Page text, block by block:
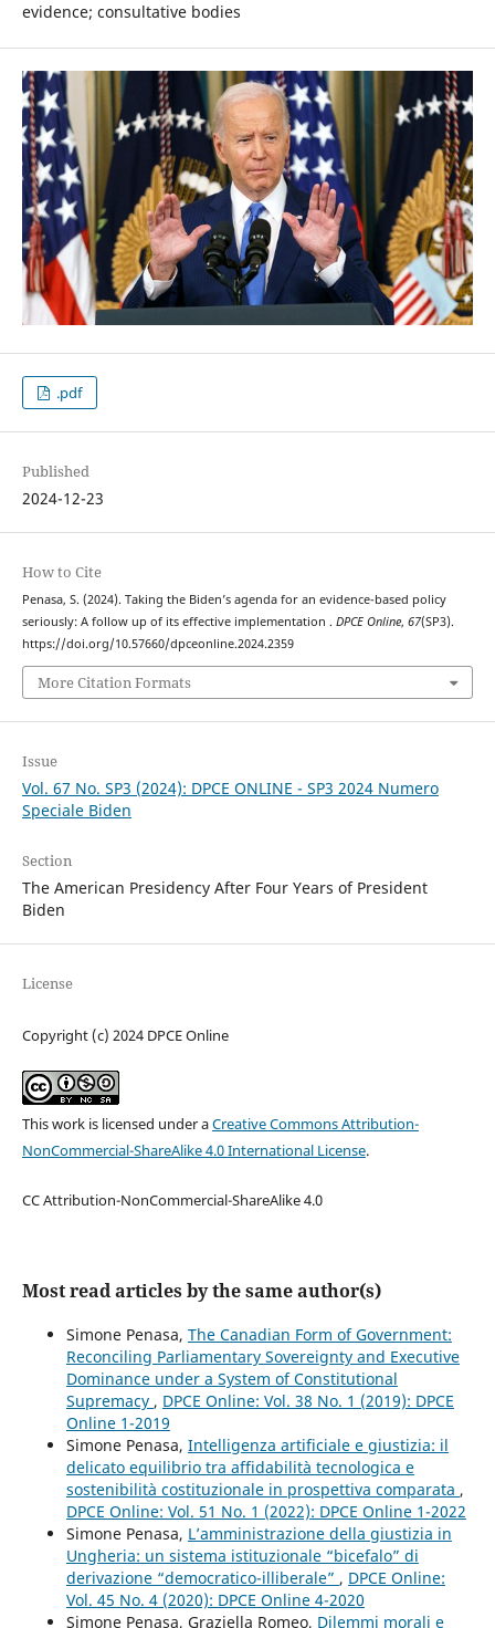
evidence; consultative bodies
.pdf
Published
2024-12-23
How to Cite
Penasa, S. (2024). Taking the Biden’s agenda for an evidence-based policy
seriously: A follow up of its effective implementation . DPCE Online, 67(SP3).
https://doi.org/10.57660/dpceonline.2024.2359
More Citation Formats
Issue
Vol. 67 No. SP3 (2024): DPCE ONLINE - SP3 2024 Numero
Speciale Biden
Section
The American Presidency After Four Years of President
Biden
License
Copyright (c) 2024 DPCE Online
This work is licensed under aCreative Commons Attribution-
NonCommercial-ShareAlike 4.0 International License.
CC Attribution-NonCommercial-ShareAlike 4.0
Most read articles by the same author(s)
Simone Penasa, The Canadian Form of Government:
Reconciling Parliamentary Sovereignty and Executive
Dominance under a System of Constitutional
Supremacy , DPCE Online: Vol. 38 No. 1 (2019): DPCE
Online 1-2019
Simone Penasa, Intelligenza artificiale e giustizia: il
delicato equilibrio tra affidabilità tecnologica e
sostenibilità costituzionale in prospettiva comparata ,
DPCE Online: Vol. 51 No. 1 (2022): DPCE Online 1-2022
Simone Penasa, L’amministrazione della giustizia in
Ungheria: un sistema istituzionale “bicefalo” di
derivazione “democratico-illiberale” , DPCE Online:
Vol. 45 No. 4 (2020): DPCE Online 4-2020
Simone Penasa, Graziella Romeo, Dilemmi morali e